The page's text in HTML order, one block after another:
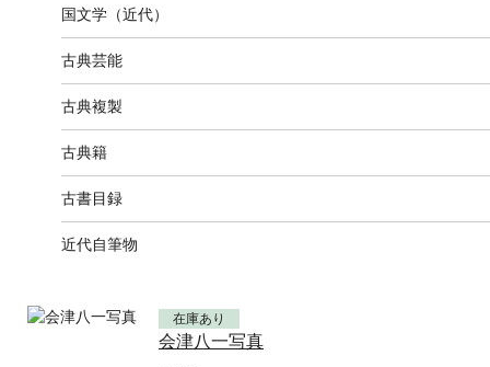
国文学（近代）
古典芸能
古典複製
古典籍
古書目録
近代自筆物
在庫あり
会津八一写真